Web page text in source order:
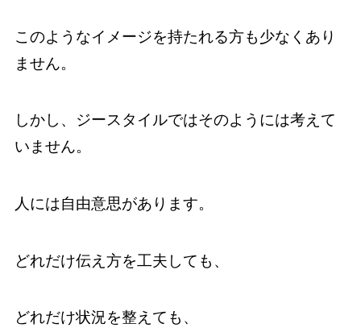
このようなイメージを持たれる方も少なくあり
ません。
しかし、ジースタイルではそのようには考えて
いません。
人には自由意思があります。
どれだけ伝え方を工夫しても、
どれだけ状況を整えても、